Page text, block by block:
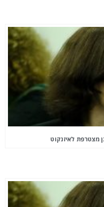
מצטרפת לאיזנקוט